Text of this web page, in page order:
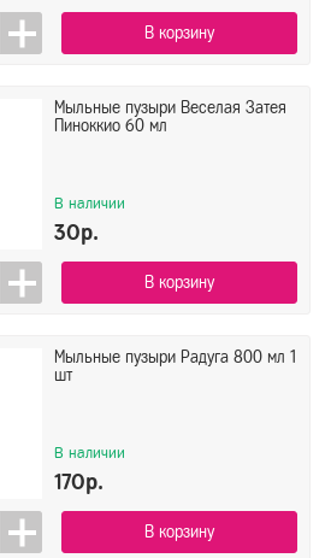
В корзину
Мыльные пузыри Веселая Затея
Пиноккио 60 мл
В наличии
30р.
В корзину
Мыльные пузыри Радуга 800 мл 1
шт
В наличии
170р.
В корзину